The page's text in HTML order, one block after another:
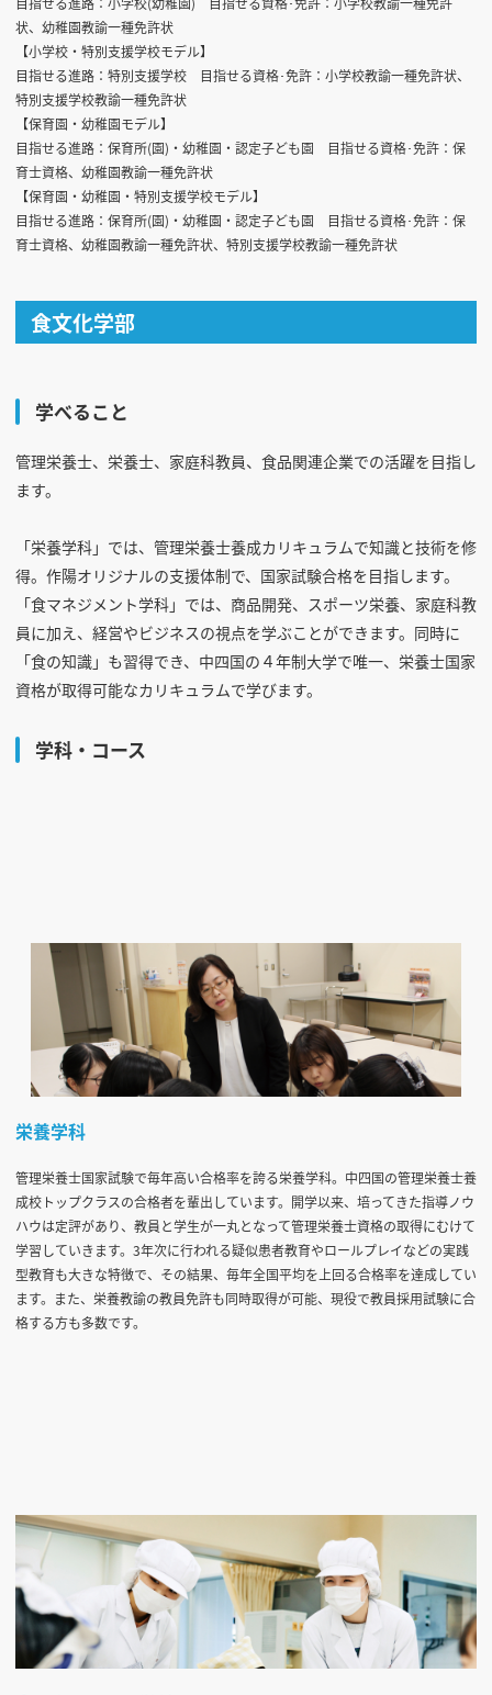
状、幼稚園教諭一種免許状
【小学校・特別支援学校モデル】
目指せる進路：特別支援学校 目指せる資格･免許：小学校教諭一種免許状、
特別支援学校教諭一種免許状
【保育園・幼稚園モデル】
目指せる進路：保育所(園)・幼稚園・認定子ども園 目指せる資格･免許：保
育士資格、幼稚園教諭一種免許状
【保育園・幼稚園・特別支援学校モデル】
目指せる進路：保育所(園)・幼稚園・認定子ども園 目指せる資格･免許：保
育士資格、幼稚園教諭一種免許状、特別支援学校教諭一種免許状
食文化学部
学べること
管理栄養士、栄養士、家庭科教員、食品関連企業での活躍を目指し
ます。
「栄養学科」では、管理栄養士養成カリキュラムで知識と技術を修
得。作陽オリジナルの支援体制で、国家試験合格を目指します。
「食マネジメント学科」では、商品開発、スポーツ栄養、家庭科教
員に加え、経営やビジネスの視点を学ぶことができます。同時に
「食の知識」も習得でき、中四国の４年制大学で唯一、栄養士国家
資格が取得可能なカリキュラムで学びます。
学科・コース
栄養学科
管理栄養士国家試験で毎年高い合格率を誇る栄養学科。中四国の管理栄養士養
成校トップクラスの合格者を輩出しています。開学以来、培ってきた指導ノウ
ハウは定評があり、教員と学生が一丸となって管理栄養士資格の取得にむけて
学習していきます。3年次に行われる疑似患者教育やロールプレイなどの実践
型教育も大きな特徴で、その結果、毎年全国平均を上回る合格率を達成してい
ます。また、栄養教諭の教員免許も同時取得が可能、現役で教員採用試験に合
格する方も多数です。